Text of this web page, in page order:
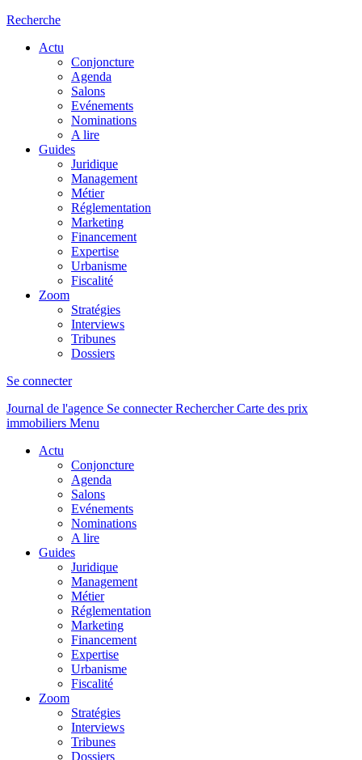
Recherche
Actu
Conjoncture
Agenda
Salons
Evénements
Nominations
A lire
Guides
Juridique
Management
Métier
Réglementation
Marketing
Financement
Expertise
Urbanisme
Fiscalité
Zoom
Stratégies
Interviews
Tribunes
Dossiers
Se connecter
Journal de l'agence Se connecterRechercher Carte des prix
immobiliers Menu
Actu
Conjoncture
Agenda
Salons
Evénements
Nominations
A lire
Guides
Juridique
Management
Métier
Réglementation
Marketing
Financement
Expertise
Urbanisme
Fiscalité
Zoom
Stratégies
Interviews
Tribunes
Dossiers